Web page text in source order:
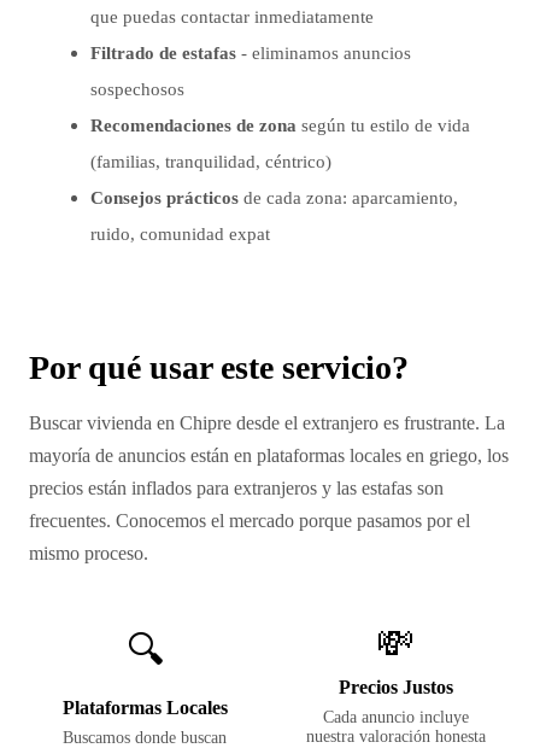
que puedas contactar inmediatamente
Filtrado de estafas - eliminamos anuncios
sospechosos
Recomendaciones de zona según tu estilo de vida
(familias, tranquilidad, céntrico)
Consejos prácticos de cada zona: aparcamiento,
ruido, comunidad expat
Por qué usar este servicio?
Buscar vivienda en Chipre desde el extranjero es frustrante. La
mayoría de anuncios están en plataformas locales en griego, los
precios están inflados para extranjeros y las estafas son
frecuentes. Conocemos el mercado porque pasamos por el
mismo proceso.
🔍
Plataformas Locales
Buscamos donde buscan
💸
Precios Justos
Cada anuncio incluye
nuestra valoración honesta